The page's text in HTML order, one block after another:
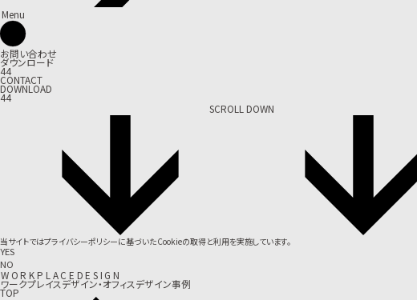
Menu
お問い合わせ
ダウンロード
44
CONTACT
DOWNLOAD
44
SCROLL DOWN
当サイトではプライバシーポリシーに基づいたCookieの取得と利用を実施しています。
YES
NO
W OR KP L AC E DE SI G N
ワークプレイスデザイン・オフィスデザイン事例
TOP